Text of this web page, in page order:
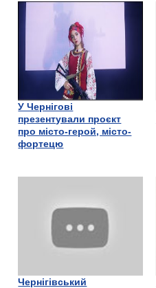
У Чернігові
презентували проєкт
про місто-герой, місто-
фортецю
Чернігівський